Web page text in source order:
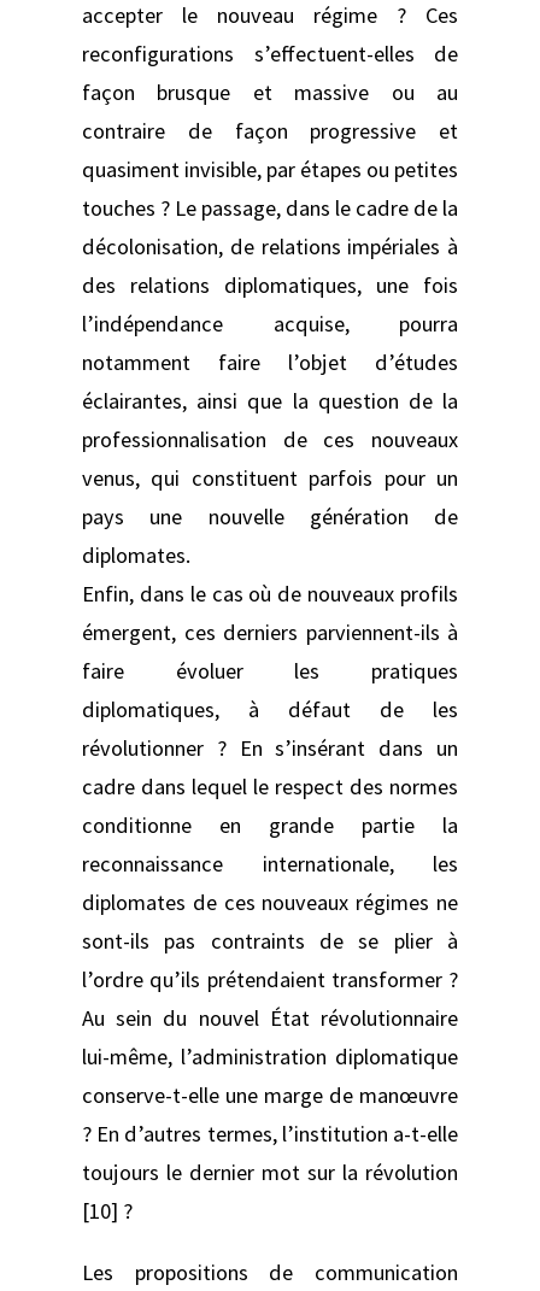
accepter le nouveau régime ? Ces
reconfigurations s’effectuent-elles de
façon brusque et massive ou au
contraire de façon progressive et
quasiment invisible, par étapes ou petites
touches ? Le passage, dans le cadre de la
décolonisation, de relations impériales à
des relations diplomatiques, une fois
l’indépendance acquise, pourra
notamment faire l’objet d’études
éclairantes, ainsi que la question de la
professionnalisation de ces nouveaux
venus, qui constituent parfois pour un
pays une nouvelle génération de
diplomates.
Enfin, dans le cas où de nouveaux profils
émergent, ces derniers parviennent-ils à
faire évoluer les pratiques
diplomatiques, à défaut de les
révolutionner ? En s’insérant dans un
cadre dans lequel le respect des normes
conditionne en grande partie la
reconnaissance internationale, les
diplomates de ces nouveaux régimes ne
sont-ils pas contraints de se plier à
l’ordre qu’ils prétendaient transformer ?
Au sein du nouvel État révolutionnaire
lui-même, l’administration diplomatique
conserve-t-elle une marge de manœuvre
? En d’autres termes, l’institution a-t-elle
toujours le dernier mot sur la révolution
[10] ?
Les propositions de communication